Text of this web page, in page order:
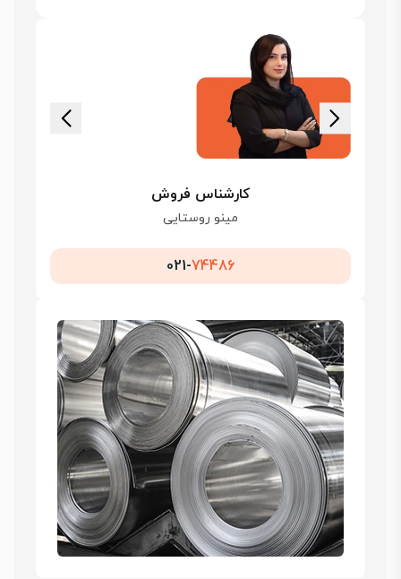
کارشناس فروش
مینو روستایی
021-74486